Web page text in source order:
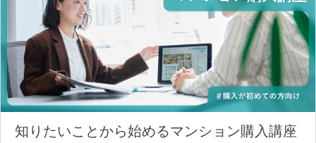
知りたいことから始めるマンション購入講座